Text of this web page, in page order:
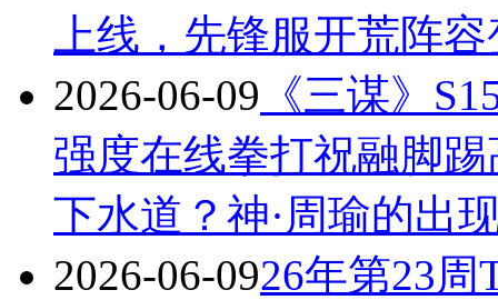
上线，先锋服开荒阵
2026-06-09 《三谋》
强度在线拳打祝融脚
下水道？神·周瑜的出
2026-06-0926年第23周